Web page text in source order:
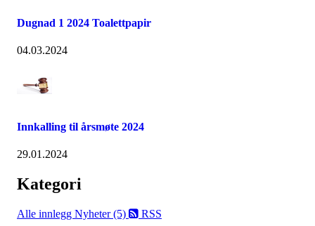
Dugnad 1 2024 Toalettpapir
04.03.2024
Innkalling til årsmøte 2024
29.01.2024
Kategori
Alle innlegg Nyheter (5) RSS